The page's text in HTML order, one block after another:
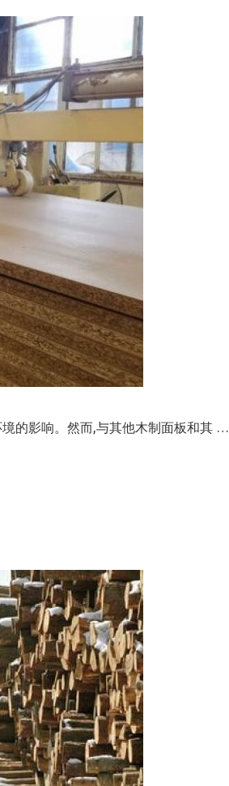
的影响。然而,与其他木制面板和其 …